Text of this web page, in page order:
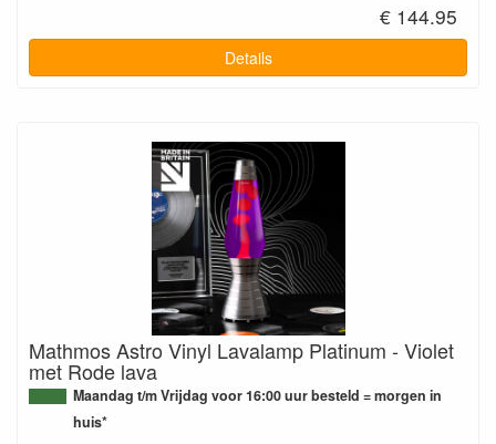
€ 144.95
Details
Mathmos Astro Vinyl Lavalamp Platinum - Violet
met Rode lava
Maandag t/m Vrijdag voor 16:00 uur besteld = morgen in
huis*